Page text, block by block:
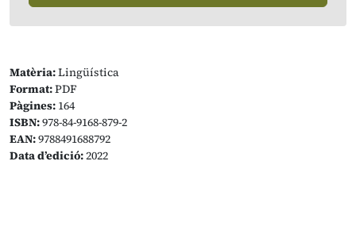
Matèria:Lingüística
Format:PDF
Pàgines: 164
ISBN:978-84-9168-879-2
EAN:9788491688792
Data d’edició:2022